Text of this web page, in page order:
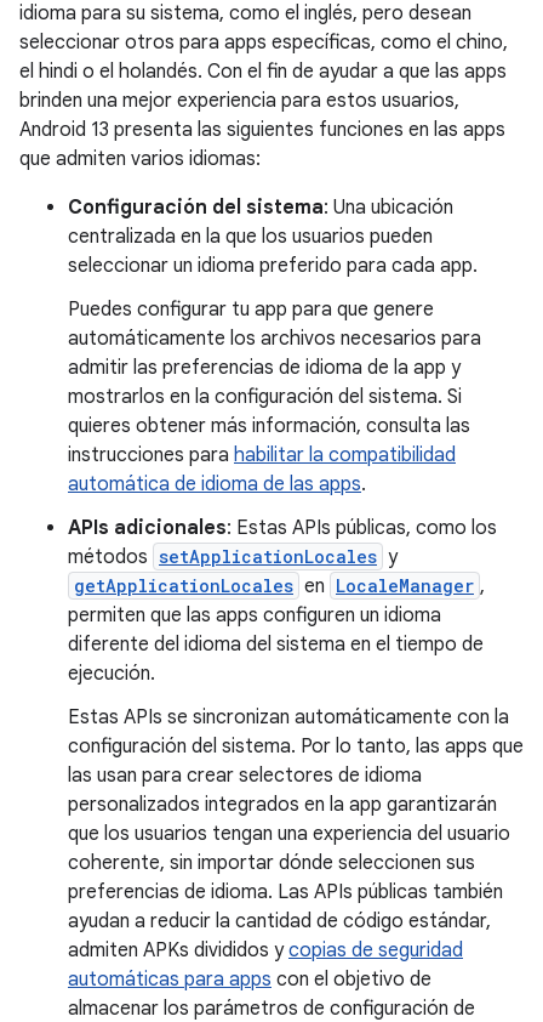
idioma para su sistema, como el inglés, pero desean
seleccionar otros para apps específicas, como el chino,
el hindi o el holandés. Con el fin de ayudar a que las apps
brinden una mejor experiencia para estos usuarios,
Android 13 presenta las siguientes funciones en las apps
que admiten varios idiomas:
Configuración del sistema: Una ubicación
centralizada en la que los usuarios pueden
seleccionar un idioma preferido para cada app.
Puedes configurar tu app para que genere
automáticamente los archivos necesarios para
admitir las preferencias de idioma de la app y
mostrarlos en la configuración del sistema. Si
quieres obtener más información, consulta las
instrucciones para habilitar la compatibilidad
automática de idioma de las apps.
APIs adicionales: Estas APIs públicas, como los
métodos setApplicationLocales y
getApplicationLocales en LocaleManager ,
permiten que las apps configuren un idioma
diferente del idioma del sistema en el tiempo de
ejecución.
Estas APIs se sincronizan automáticamente con la
configuración del sistema. Por lo tanto, las apps que
las usan para crear selectores de idioma
personalizados integrados en la app garantizarán
que los usuarios tengan una experiencia del usuario
coherente, sin importar dónde seleccionen sus
preferencias de idioma. Las APIs públicas también
ayudan a reducir la cantidad de código estándar,
admiten APKs divididos ycopias de seguridad
automáticas para apps con el objetivo de
almacenar los parámetros de configuración de